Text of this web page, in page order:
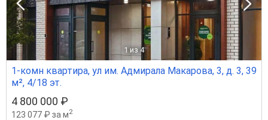
1 из 4
1-комн квартира, ул им. Адмирала Макарова, 3, д. 3, 39
м², 4/18 эт.
4 800 000 ₽
123 077 ₽ за м2